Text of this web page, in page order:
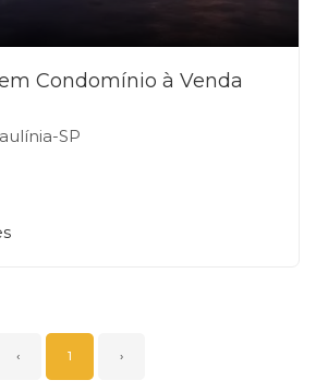
Condomínio à Venda
SP
‹ 1 ›